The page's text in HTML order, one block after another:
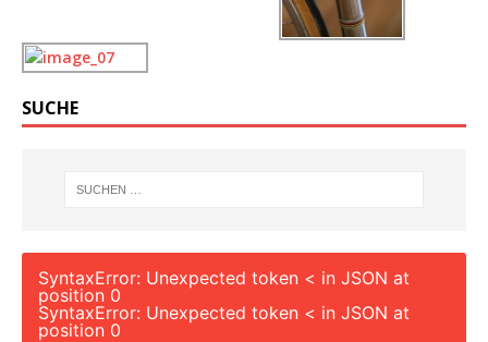
SUCHE
SyntaxError: Unexpected token < in JSON at
position 0
SyntaxError: Unexpected token < in JSON at
position 0